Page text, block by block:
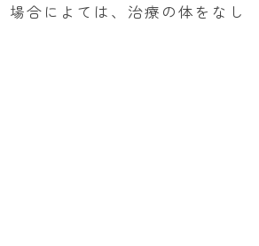
合によては、治療の体をなし